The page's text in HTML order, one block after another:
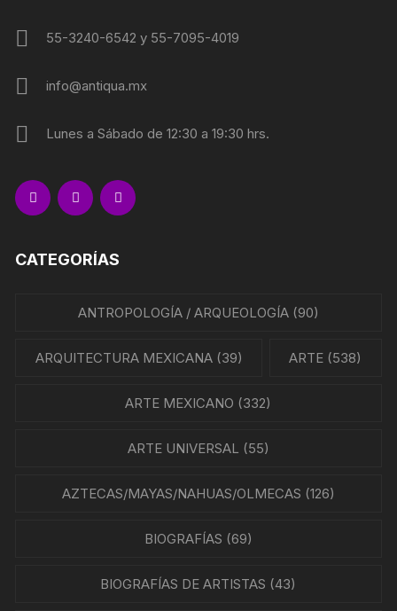
55-3240-6542 y 55-7095-4019
info@antiqua.mx
Lunes a Sábado de 12:30 a 19:30 hrs.
CATEGORÍAS
ANTROPOLOGÍA / ARQUEOLOGÍA(90)
ARQUITECTURA MEXICANA(39) ARTE (538)
ARTE MEXICANO (332)
ARTE UNIVERSAL (55)
AZTECAS/MAYAS/NAHUAS/OLMECAS (126)
BIOGRAFÍAS (69)
BIOGRAFÍAS DE ARTISTAS (43)